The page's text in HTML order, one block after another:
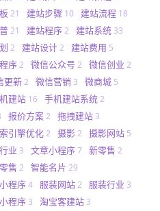
21 建站步骤 10 建站流程 18
21 建站程序2 建站系统 33
2 建站设计2 建站费用 5
序2 微信公众号 2 微信创业 2
更新2 微信营销 3 微商城 5
建站 16 手机建站系统2
报价方案2 拖拽建站 3
引擎优化2 摄影2 摄影网站 5
业 3 文章小程序7 新零售 2
售 2 智能名片 29
程序4 服装网站2 服装行业 3
程序 3 淘宝客建站 3